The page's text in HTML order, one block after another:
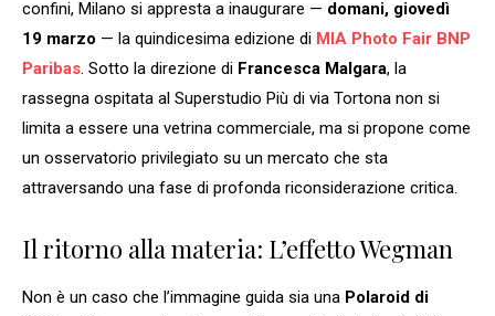
confini, Milano si appresta a inaugurare — domani, giovedì
19 marzo — la quindicesima edizione di MIA Photo Fair BNP
Paribas. Sotto la direzione di Francesca Malgara, la
rassegna ospitata al Superstudio Più di via Tortona non si
limita a essere una vetrina commerciale, ma si propone come
un osservatorio privilegiato su un mercato che sta
attraversando una fase di profonda riconsiderazione critica.
Il ritorno alla materia: L’effetto Wegman
Non è un caso che l’immagine guida sia una Polaroid di